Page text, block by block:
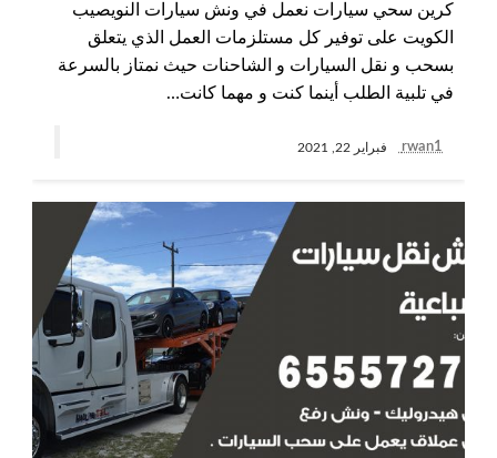
كرين سحي سيارات نعمل في ونش سيارات النويصيب
الكويت على توفير كل مستلزمات العمل الذي يتعلق
بسحب و نقل السيارات و الشاحنات حيث نمتاز بالسرعة
في تلبية الطلب أينما كنت و مهما كانت…
rwan1 فبراير 22, 2021